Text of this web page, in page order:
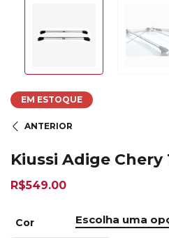
EM ESTOQUE
ANTERIOR
Kiussi Adige Chery
R$549.00
Cor